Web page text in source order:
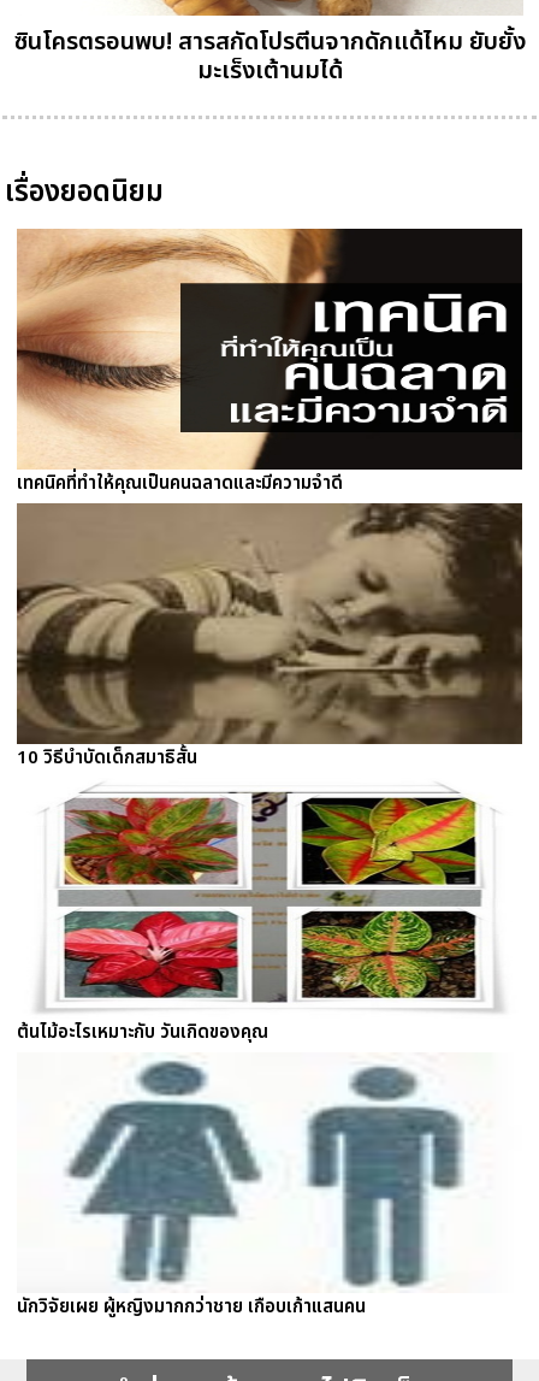
ซินโครตรอนพบ! สารสกัดโปรตีนจากดักแด้ไหม ยับยั้ง
มะเร็งเต้านมได้
เรื่องยอดนิยม
เทคนิคที่ทำให้คุณเป็นคนฉลาดและมีความจำดี
10 วิธีบำบัดเด็กสมาธิสั้น
ต้นไม้อะไรเหมาะกับ วันเกิดของคุณ
นักวิจัยเผย ผู้หญิงมากกว่าชาย เกือบเก้าแสนคน